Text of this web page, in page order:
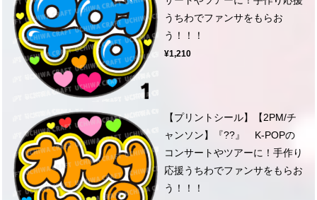
うちわでファンサをもらお
う！！！
¥1,210
【プリントシール】【2PM/チ
ャンソン】『??』 K-POPの
コンサートやツアーに！手作り
応援うちわでファンサをもらお
う！！！